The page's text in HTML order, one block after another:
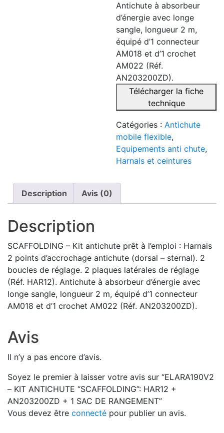
Antichute à absorbeur
d’énergie avec longe
sangle, longueur 2 m,
équipé d’1 connecteur
AM018 et d’1 crochet
AM022 (Réf.
AN203200ZD).
Télécharger la fiche
technique
Catégories :Antichute
mobile flexible,
Equipements anti chute,
Harnais et ceintures
Description Avis (0)
Description
SCAFFOLDING – Kit antichute prêt à l’emploi : Harnais
2 points d’accrochage antichute (dorsal – sternal). 2
boucles de réglage. 2 plaques latérales de réglage
(Réf. HAR12). Antichute à absorbeur d’énergie avec
longe sangle, longueur 2 m, équipé d’1 connecteur
AM018 et d’1 crochet AM022 (Réf. AN203200ZD).
Avis
Il n’y a pas encore d’avis.
Soyez le premier à laisser votre avis sur “ELARA190V2
– KIT ANTICHUTE “SCAFFOLDING”: HAR12 +
AN203200ZD + 1 SAC DE RANGEMENT”
Vous devez être connecté pour publier un avis.